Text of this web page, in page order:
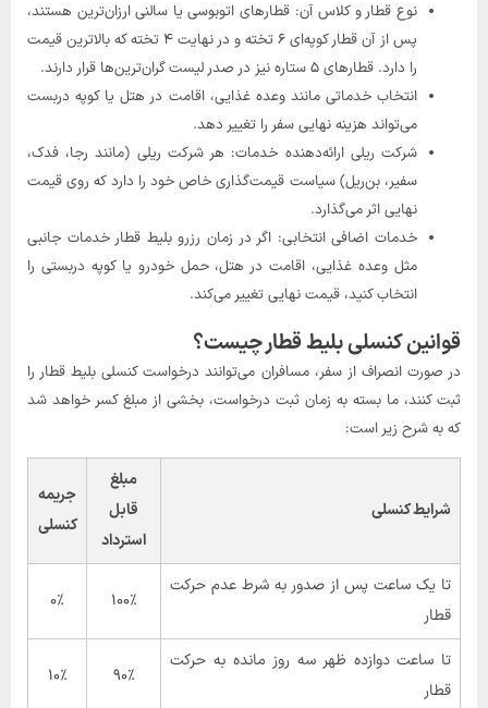
نوع قطار و کلاس آن: قطارهای اتوبوسی یا سالنی ارزان‌ترین هستند،
پس از آن قطار کوپه‌ای ۶ تخته و در نهایت ۴ تخته که بالاترین قیمت
را دارد. قطارهای ۵ ستاره نیز در صدر لیست گران‌ترین‌ها قرار دارند.
انتخاب خدماتی مانند وعده غذایی، اقامت در هتل یا کوپه دربست
می‌تواند هزینه نهایی سفر را تغییر دهد.
شرکت ریلی ارائه‌دهنده خدمات: هر شرکت ریلی (مانند رجا، فدک،
سفیر، بن‌ریل) سیاست قیمت‌گذاری خاص خود را دارد که روی قیمت
نهایی اثر می‌گذارد.
خدمات اضافی انتخابی: اگر در زمان رزرو بلیط قطار خدمات جانبی
مثل وعده غذایی، اقامت در هتل، حمل خودرو یا کوپه دربستی را
انتخاب کنید، قیمت نهایی تغییر می‌کند.
قوانین کنسلی بلیط قطار چیست؟
در صورت انصراف از سفر، مسافران می‌توانند درخواست کنسلی بلیط قطار را
ثبت کنند، ما بسته به زمان ثبت درخواست، بخشی از مبلغ کسر خواهد شد
که به شرح زیر است:
شرایط کنسلی
مبلغ
قابل
استرداد
جریمه
کنسلی
تا یک ساعت پس از صدور به شرط عدم حرکت
قطار
۱۰۰٪ ۰٪
تا ساعت دوازده ظهر سه روز مانده به حرکت
قطار
۹۰٪ ۱۰٪